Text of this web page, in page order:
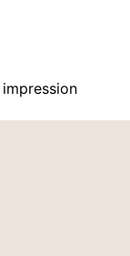
Vue
impression